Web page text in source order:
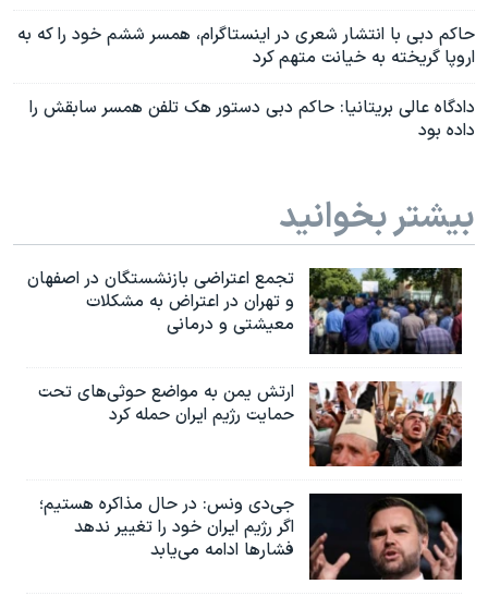
حاکم دبی با انتشار شعری در اینستاگرام، همسر ششم خود را که به
اروپا گریخته به خیانت متهم کرد
دادگاه عالی بریتانیا: حاکم دبی دستور هک تلفن همسر سابقش را
داده بود
بیشتر بخوانید
تجمع اعتراضی بازنشستگان در اصفهان
و تهران در اعتراض به مشکلات
معیشتی و درمانی
ارتش یمن به مواضع حوثی‌های تحت
حمایت رژیم ایران حمله کرد
جی‌دی ونس: در حال مذاکره هستیم؛
اگر رژیم ایران خود را تغییر ندهد
فشارها ادامه می‌یابد